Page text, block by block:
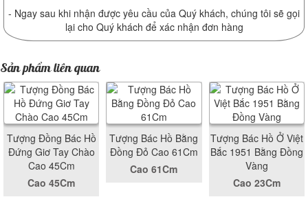
- Ngay sau khi nhận được yêu cầu của Quý khách, chúng tôi sẽ gọi
lại cho Quý khách để xác nhận đơn hàng
Sản phẩm liên quan
Tượng Đồng Bác Hồ
Đứng Giơ Tay Chào
Cao 45Cm
Cao 45Cm
Tượng Bác Hồ Bằng
Đồng Đỏ Cao 61Cm
Cao 61Cm
Tượng Bác Hồ Ở Việt
Bắc 1951 Bằng Đồng
Vàng
Cao 23Cm